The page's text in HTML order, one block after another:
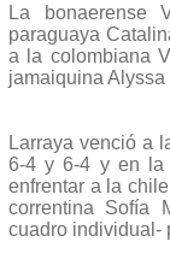
La bonaerense
paraguaya
a la colombiana
jamaiquina Alyssa
Larraya venció a
6-4 y 6-4 y en la
enfrentar a la
correntina Sofía
cuadro individual-